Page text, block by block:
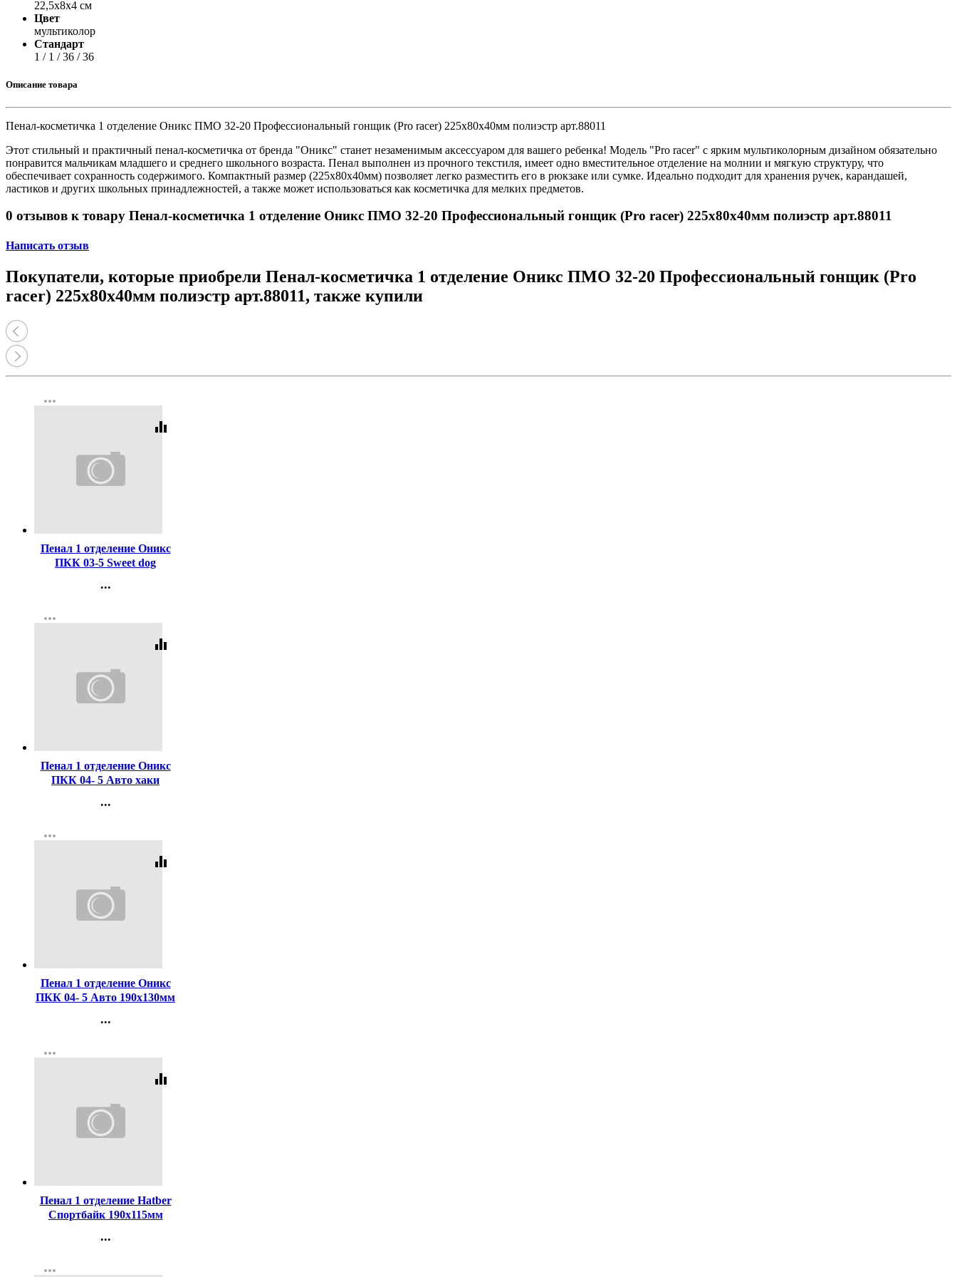
22,5х8х4 см
Цвет
мультиколор
Стандарт
1 / 1 / 36 / 36
Описание товара
Пенал-косметичка 1 отделение Оникс ПМО 32-20 Профессиональный гонщик (Pro racer) 225х80х40мм полиэстр арт.88011
Этот стильный и практичный пенал-косметичка от бренда "Оникс" станет незаменимым аксессуаром для вашего ребенка! Модель "Pro racer" с ярким мультиколорным дизайном обязательно
понравится мальчикам младшего и среднего школьного возраста. Пенал выполнен из прочного текстиля, имеет одно вместительное отделение на молнии и мягкую структуру, что
обеспечивает сохранность содержимого. Компактный размер (225х80х40мм) позволяет легко разместить его в рюкзаке или сумке. Идеально подходит для хранения ручек, карандашей,
ластиков и других школьных принадлежностей, а также может использоваться как косметичка для мелких предметов.
0 отзывов к товару Пенал-косметичка 1 отделение Оникс ПМО 32-20 Профессиональный гонщик (Pro racer) 225х80х40мм полиэстр арт.88011
Написать отзыв
Покупатели, которые приобрели Пенал-косметичка 1 отделение Оникс ПМО 32-20 Профессиональный гонщик (Pro
racer) 225х80х40мм полиэстр арт.88011, также купили
more_horiz
equalizer
Пенал 1 отделение Оникс
ПКК 03-5 Sweet dog
ламинированный картон
...
Регистрация
more_horiz
equalizer
Пенал 1 отделение Оникс
ПКК 04- 5 Авто хаки
ламинированный картон
...
Регистрация
more_horiz
equalizer
Пенал 1 отделение Оникс
ПКК 04- 5 Авто 190х130мм
арт.86557
...
Регистрация
more_horiz
equalizer
Пенал 1 отделение Hatber
Спортбайк 190х115мм
таблицей умножения
...
Регистрация
more_horiz